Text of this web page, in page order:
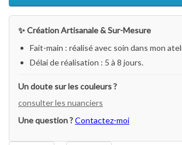
✨ Création Artisanale & Sur-Mesure
Fait-main : réalisé avec soin dans mon
Délai de réalisation : 5 à 8 jours.
Un doute sur les couleurs ?
consulter les nuanciers
Une question ?Contactez-moi